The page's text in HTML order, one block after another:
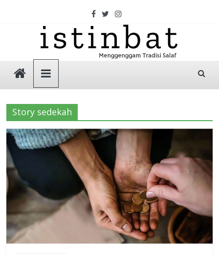
Istinbat
Menggenggam
Tradisi
Salaf
Story sedekah